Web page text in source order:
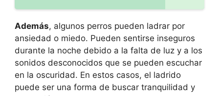
Además, algunos perros pueden ladrar por
ansiedad o miedo. Pueden sentirse inseguros
durante la noche debido a la falta de luz y a los
sonidos desconocidos que se pueden escuchar
en la oscuridad. En estos casos, el ladrido
puede ser una forma de buscar tranquilidad y